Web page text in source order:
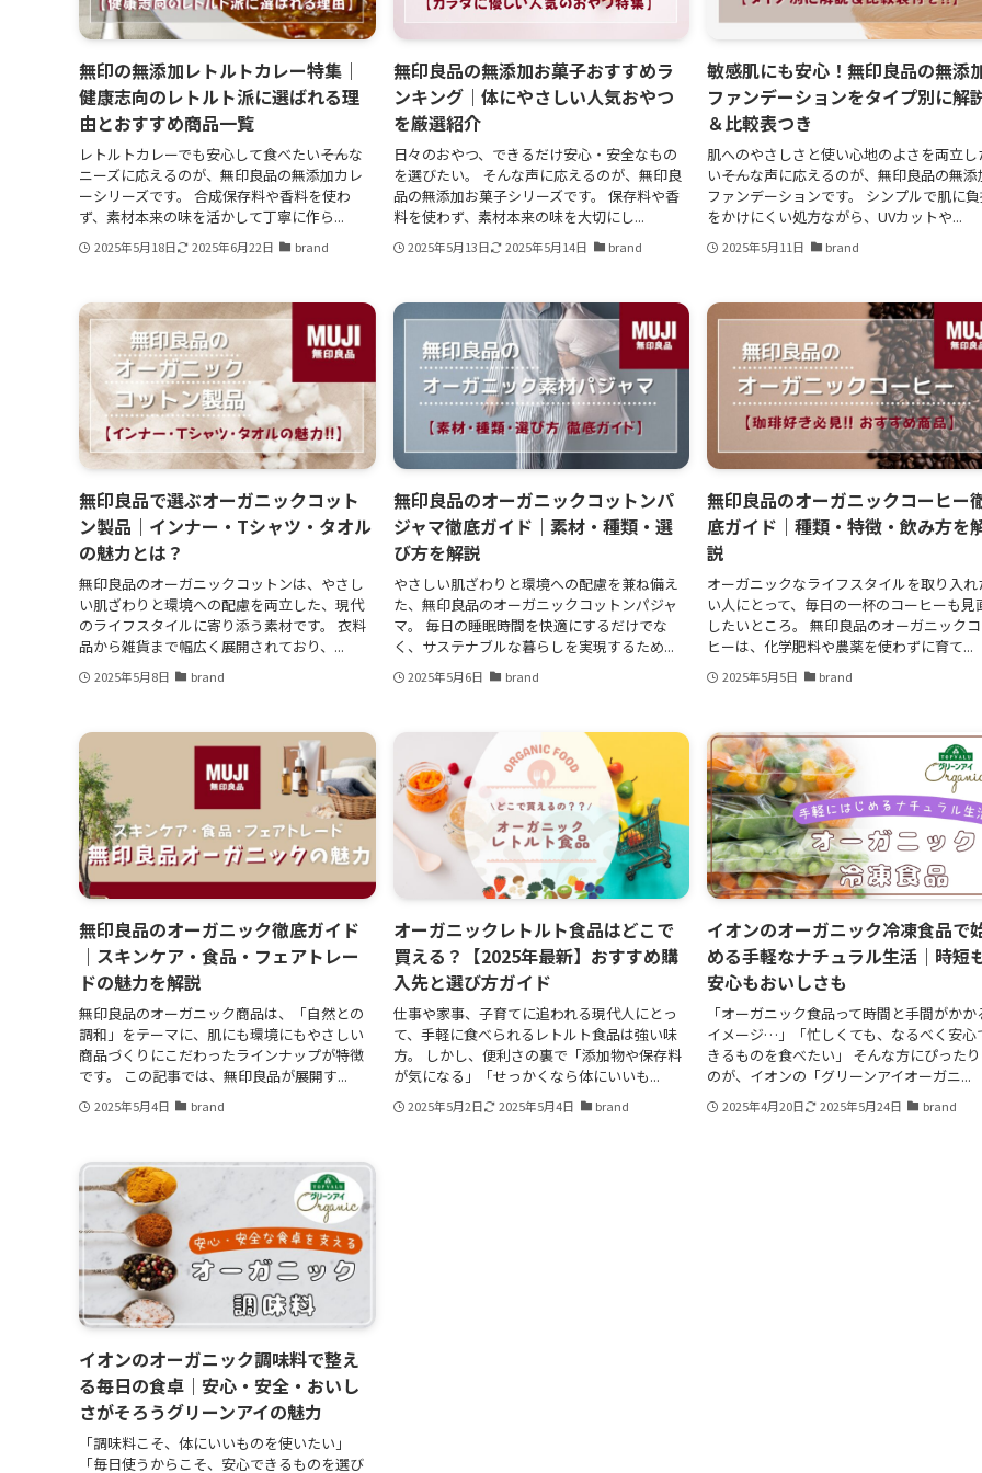
無印の無添加レトルトカレー特集｜
健康志向のレトルト派に選ばれる理
由とおすすめ商品一覧
レトルトカレーでも安心して食べたい――そんな
ニーズに応えるのが、無印良品の無添加カレ
ーシリーズです。 合成保存料や香料を使わ
ず、素材本来の味を活かして丁寧に作ら...
2025年5月18日 2025年6月22日 brand
無印良品の無添加お菓子おすすめラ
ンキング｜体にやさしい人気おやつ
を厳選紹介
日々のおやつ、できるだけ安心・安全なもの
を選びたい。 そんな声に応えるのが、無印良
品の無添加お菓子シリーズです。 保存料や香
料を使わず、素材本来の味を大切にし...
2025年5月13日 2025年5月14日 brand
敏感肌にも安心！無印良品の無添
ファンデーションをタイプ別に解
＆比較表つき
肌へのやさしさと使い心地のよさを両立し
い――そんな声に応えるのが、無印良品の無
ファンデーションです。 シンプルで肌に
をかけにくい処方ながら、UVカットや...
2025年5月11日 brand
無印良品で選ぶオーガニックコット
ン製品｜インナー・Tシャツ・タオル
の魅力とは？
無印良品のオーガニックコットンは、やさし
い肌ざわりと環境への配慮を両立した、現代
のライフスタイルに寄り添う素材です。 衣料
品から雑貨まで幅広く展開されており、...
2025年5月8日 brand
無印良品のオーガニックコットンパ
ジャマ徹底ガイド｜素材・種類・選
び方を解説
やさしい肌ざわりと環境への配慮を兼ね備え
た、無印良品のオーガニックコットンパジャ
マ。 毎日の睡眠時間を快適にするだけでな
く、サステナブルな暮らしを実現するため...
2025年5月6日 brand
無印良品のオーガニックコーヒー
底ガイド｜種類・特徴・飲み方を
説
オーガニックなライフスタイルを取り入れ
い人にとって、毎日の一杯のコーヒーも見
したいところ。 無印良品のオーガニック
ヒーは、化学肥料や農薬を使わずに育て...
2025年5月5日 brand
無印良品のオーガニック徹底ガイド
｜スキンケア・食品・フェアトレー
ドの魅力を解説
無印良品のオーガニック商品は、「自然との
調和」をテーマに、肌にも環境にもやさしい
商品づくりにこだわったラインナップが特徴
です。 この記事では、無印良品が展開す...
2025年5月4日 brand
オーガニックレトルト食品はどこで
買える？【2025年最新】おすすめ購
入先と選び方ガイド
仕事や家事、子育てに追われる現代人にとっ
て、手軽に食べられるレトルト食品は強い味
方。 しかし、便利さの裏で「添加物や保存料
が気になる」「せっかくなら体にいいも...
2025年5月2日 2025年5月4日 brand
イオンのオーガニック冷凍食品で
める手軽なナチュラル生活｜時短
安心もおいしさも
「オーガニック食品って時間と手間がかか
イメージ…」「忙しくても、なるべく安心
きるものを食べたい」 そんな方にぴった
のが、イオンの「グリーンアイオーガニ...
2025年4月20日 2025年5月24日 brand
イオンのオーガニック調味料で整え
る毎日の食卓｜安心・安全・おいし
さがそろうグリーンアイの魅力
「調味料こそ、体にいいものを使いたい」
「毎日使うからこそ、安心できるものを選び